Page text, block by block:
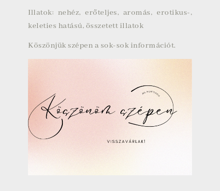
Illatok: nehéz, erőteljes, aromás, erotikus-,
keleties hatású, összetett illatok
Köszönjük szépen a sok-sok információt.